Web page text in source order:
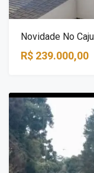
Novidade No
R$ 239.000,00